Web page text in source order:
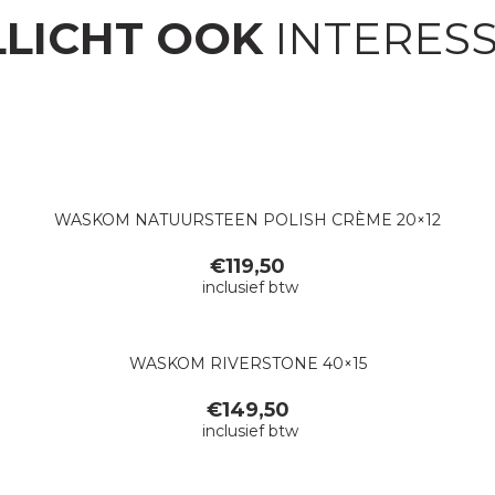
OOK
WASKOM NATUURSTEEN POLISH CRÈME 20×12
€119,50
inclusief btw
WASKOM RIVERSTONE 40×15
€149,50
inclusief btw